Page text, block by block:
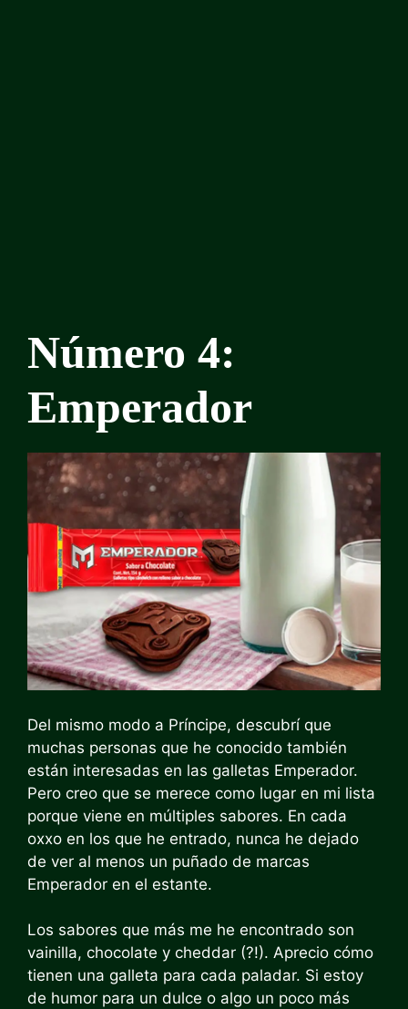
Número 4:
Emperador
Del mismo modo a Príncipe, descubrí que
muchas personas que he conocido también
están interesadas en las galletas Emperador.
Pero creo que se merece como lugar en mi lista
porque viene en múltiples sabores. En cada
oxxo en los que he entrado, nunca he dejado
de ver al menos un puñado de marcas
Emperador en el estante.
Los sabores que más me he encontrado son
vainilla, chocolate y cheddar (?!). Aprecio cómo
tienen una galleta para cada paladar. Si estoy
de humor para un dulce o algo un poco más